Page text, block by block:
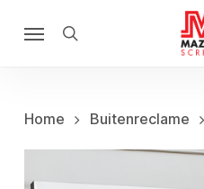
search
Home Buitenreclame